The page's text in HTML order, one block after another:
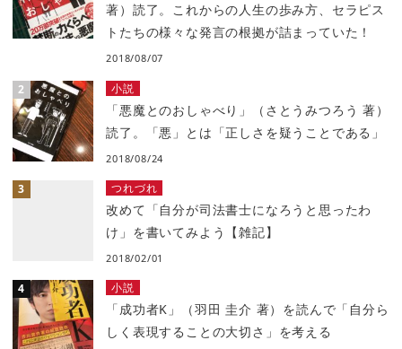
著）読了。これからの人生の歩み方、セラピス
トたちの様々な発言の根拠が詰まっていた！
2018/08/07
小説
「悪魔とのおしゃべり」（さとうみつろう 著）
読了。「悪」とは「正しさを疑うことである」
2018/08/24
つれづれ
改めて「自分が司法書士になろうと思ったわ
け」を書いてみよう【雑記】
2018/02/01
小説
「成功者K」（羽田 圭介 著）を読んで「自分ら
しく表現することの大切さ」を考える